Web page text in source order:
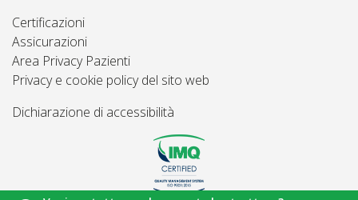
Certificazioni
Assicurazioni
Area Privacy Pazienti
Privacy e cookie policy del sito web
Dichiarazione di accessibilità